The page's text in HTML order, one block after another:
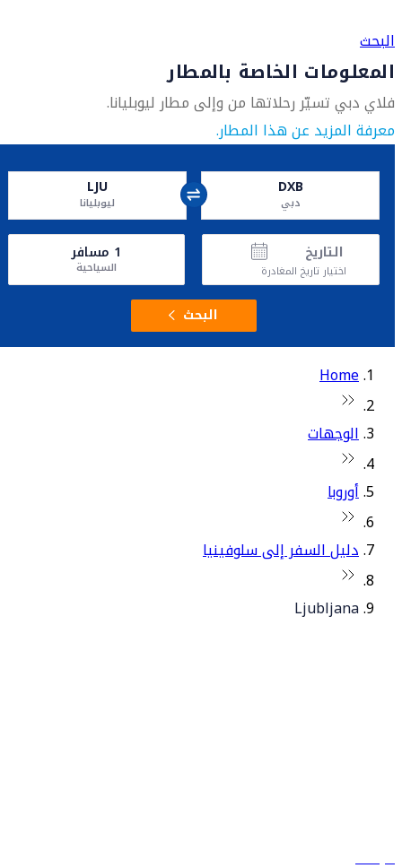
البحث
المعلومات الخاصة بالمطار
فلاي دبي تسيّر رحلاتها من وإلى مطار ليوبليانا.
معرفة المزيد عن هذا المطار.
DXB
دبي
LJU
ليوبليانا
التاريخ
اختيار تاريخ المغادرة
1 مسافر
السياحية
البحث
Home
الوجهات
أوروبا
دليل السفر إلى سلوفينيا
Ljubljana
سياساتنا